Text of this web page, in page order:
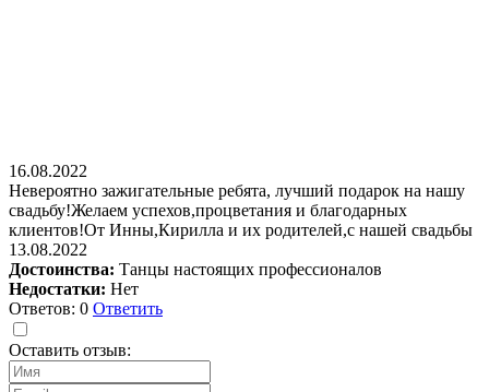
16.08.2022
Невероятно зажигательные ребята, лучший подарок на нашу
свадьбу!Желаем успехов,процветания и благодарных
клиентов!От Инны,Кирилла и их родителей,с нашей свадьбы
13.08.2022
Достоинства: Танцы настоящих профессионалов
Недостатки: Нет
Ответов: 0 Ответить
Оставить отзыв: